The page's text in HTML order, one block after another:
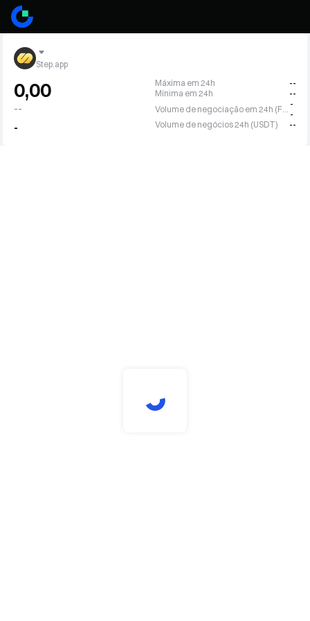
Step.app
0,00
--
-
Máxima em 24h
--
Mínima em 24h
--
-
-
Volume de negócios 24h (USDT)
--